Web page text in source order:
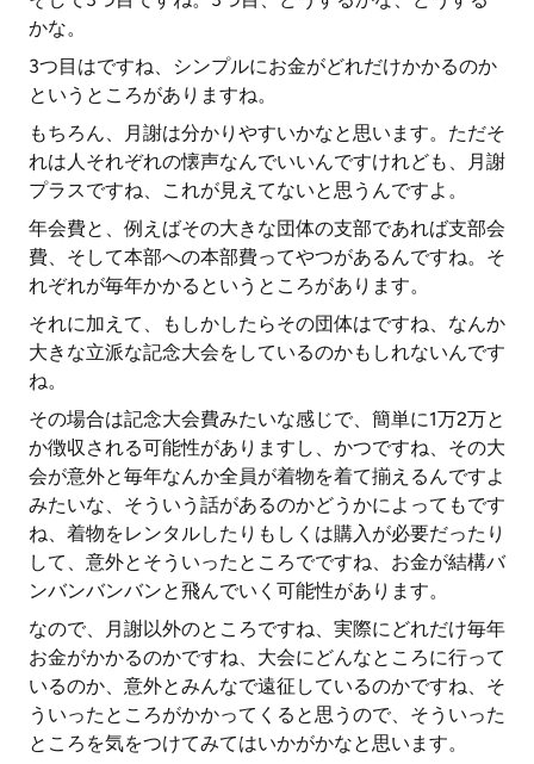
かな。
3つ目はですね、シンプルにお金がどれだけかかるのか
というところがありますね。
もちろん、月謝は分かりやすいかなと思います。ただそ
れは人それぞれの懐声なんでいいんですけれども、月謝
プラスですね、これが見えてないと思うんですよ。
年会費と、例えばその大きな団体の支部であれば支部会
費、そして本部への本部費ってやつがあるんですね。そ
れぞれが毎年かかるというところがあります。
それに加えて、もしかしたらその団体はですね、なんか
大きな立派な記念大会をしているのかもしれないんです
ね。
その場合は記念大会費みたいな感じで、簡単に1万2万と
か徴収される可能性がありますし、かつですね、その大
会が意外と毎年なんか全員が着物を着て揃えるんですよ
みたいな、そういう話があるのかどうかによってもです
ね、着物をレンタルしたりもしくは購入が必要だったり
して、意外とそういったところでですね、お金が結構バ
ンバンバンバンと飛んでいく可能性があります。
なので、月謝以外のところですね、実際にどれだけ毎年
お金がかかるのかですね、大会にどんなところに行って
いるのか、意外とみんなで遠征しているのかですね、そ
ういったところがかかってくると思うので、そういった
ところを気をつけてみてはいかがかなと思います。